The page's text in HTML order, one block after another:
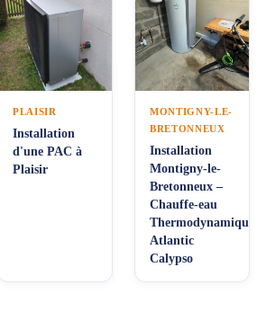
PLAISIR
Installation
d'une PAC à
Plaisir
MONTIGNY-LE-
BRETONNEUX
Installation
Montigny-le-
Bretonneux –
Chauffe-eau
Thermodynamique
Atlantic
Calypso